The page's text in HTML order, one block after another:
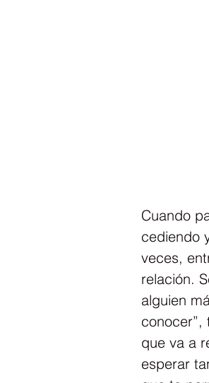
Cuando
cediendo
veces,
relación.
alguien
conocer”,
que va a
esperar